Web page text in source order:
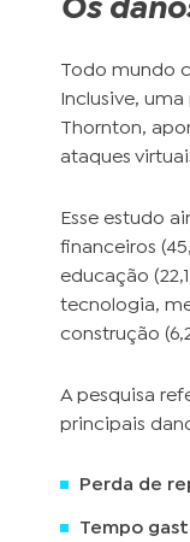
Os
Todo mundo
Inclusive,
Thornton,
ataques
Esse estudo
financeiros
educação
tecnologia,
construção
A pesquisa
principais
Perda de
Tempo